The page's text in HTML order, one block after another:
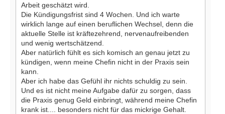
Arbeit geschätzt wird.
Die Kündigungsfrist sind 4 Wochen. Und ich warte
wirklich lange auf einen beruflichen Wechsel, denn die
aktuelle Stelle ist kräftezehrend, nervenaufreibenden
und wenig wertschätzend.
Aber natürlich fühlt es sich komisch an genau jetzt zu
kündigen, wenn meine Chefin nicht in der Praxis sein
kann.
Aber ich habe das Gefühl ihr nichts schuldig zu sein.
Und es ist nicht meine Aufgabe dafür zu sorgen, dass
die Praxis genug Geld einbringt, während meine Chefin
krank ist.... besonders nicht für das mickrige Gehalt.